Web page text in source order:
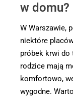
w domu?
W Warszawie,
niektóre
próbek krwi do
rodzice mają
komfortowo,
wygodne.